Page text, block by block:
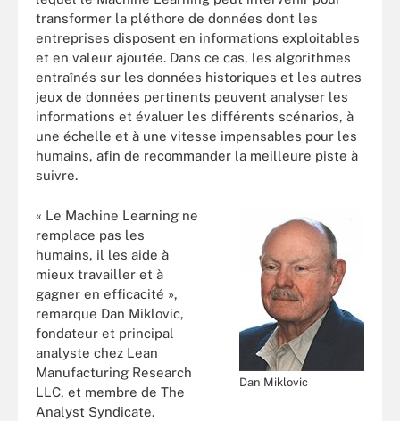
transformer la pléthore de données dont les
entreprises disposent en informations exploitables
et en valeur ajoutée. Dans ce cas, les algorithmes
entraînés sur les données historiques et les autres
jeux de données pertinents peuvent analyser les
informations et évaluer les différents scénarios, à
une échelle et à une vitesse impensables pour les
humains, afin de recommander la meilleure piste à
suivre.
Dan Miklovic
« Le Machine Learning ne
remplace pas les
humains, il les aide à
mieux travailler et à
gagner en efficacité »,
remarque Dan Miklovic,
fondateur et principal
analyste chez Lean
Manufacturing Research
LLC, et membre de The
Analyst Syndicate.